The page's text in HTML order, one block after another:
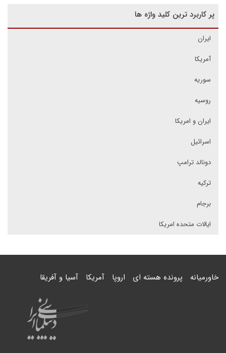
پر کاربرد ترین کلید واژه ها
ایران
آمریکا
سوریه
روسیه
ایران و امریکا
اسرائیل
دونالد ترامپ
ترکیه
برجام
ایالات متحده امریکا
خاورمیانه پرونده هسته ای اروپا آمریکا آسیا و آفریقا